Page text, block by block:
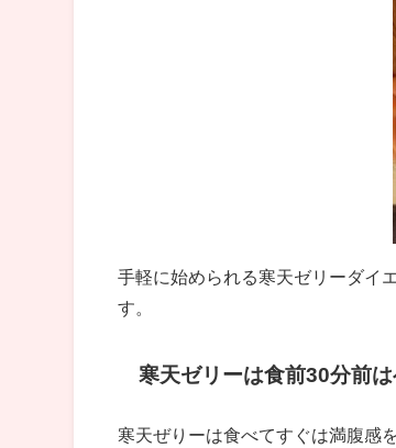
手軽に始められる寒天ゼリーダイ
す。
寒天ゼリーは食前30分前は
寒天ぜりーは食べてすぐは満腹感